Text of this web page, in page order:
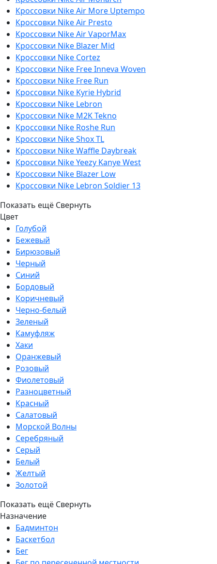
Кроссовки Nike Air More Uptempo
Кроссовки Nike Air Presto
Кроссовки Nike Air VaporMax
Кроссовки Nike Blazer Mid
Кроссовки Nike Cortez
Кроссовки Nike Free Inneva Woven
Кроссовки Nike Free Run
Кроссовки Nike Kyrie Hybrid
Кроссовки Nike Lebron
Кроссовки Nike M2K Tekno
Кроссовки Nike Roshe Run
Кроссовки Nike Shox TL
Кроссовки Nike Waffle Daybreak
Кроссовки Nike Yeezy Kanye West
Кроссовки Nike Blazer Low
Кроссовки Nike Lebron Soldier 13
Показать ещё Свернуть
Цвет
Голубой
Бежевый
Бирюзовый
Черный
Синий
Бордовый
Коричневый
Черно-белый
Зеленый
Камуфляж
Хаки
Оранжевый
Розовый
Фиолетовый
Разноцветный
Красный
Салатовый
Морской Волны
Серебряный
Серый
Белый
Желтый
Золотой
Показать ещё Свернуть
Назначение
Бадминтон
Баскетбол
Бег